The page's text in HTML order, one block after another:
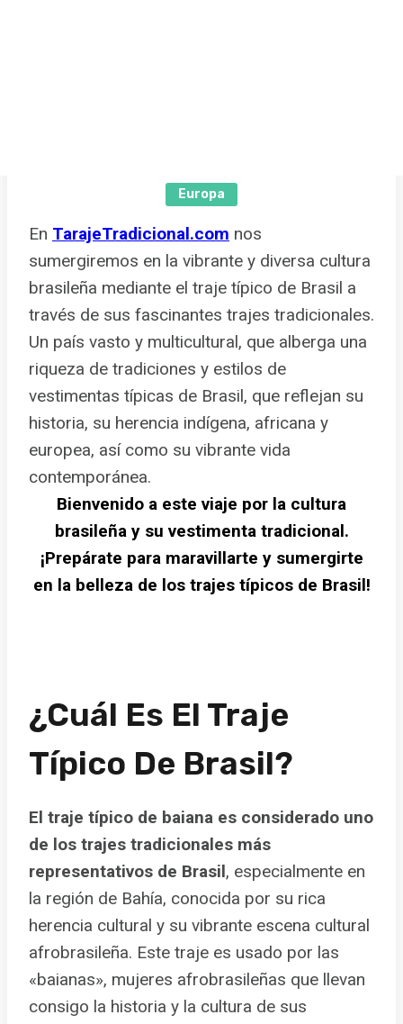
Europa
En TarajeTradicional.com nos
sumergiremos en la vibrante y diversa cultura
brasileña mediante el traje típico de Brasil a
través de sus fascinantes trajes tradicionales.
Un país vasto y multicultural, que alberga una
riqueza de tradiciones y estilos de
vestimentas típicas de Brasil, que reflejan su
historia, su herencia indígena, africana y
europea, así como su vibrante vida
contemporánea.
Bienvenido a este viaje por la cultura
brasileñay su vestimenta tradicional.
¡Prepárate para maravillarte y sumergirte
en la belleza de los trajes típicos de Brasil!
¿Cuál Es El Traje
Típico De Brasil?
El traje típico de baiana es considerado uno
de los trajes tradicionales más
representativos de Brasil, especialmente en
la región de Bahía, conocida por su rica
herencia cultural y su vibrante escena cultural
afrobrasileña. Este traje es usado por las
«baianas», mujeres afrobrasileñas que llevan
consigo la historia y la cultura de sus